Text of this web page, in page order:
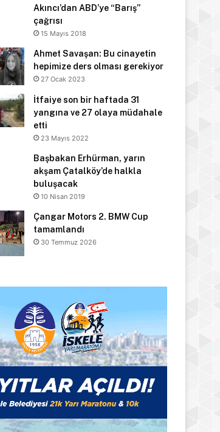
Akıncı’dan ABD’ye “Barış”
çağrısı
15 Mayıs 2018
Ahmet Savaşan: Bu cinayetin
hepimize ders olması gerekiyor
27 Ocak 2023
İtfaiye son bir haftada 31
yangına ve 27 olaya müdahale
etti
23 Mayıs 2022
Başbakan Erhürman, yarın
akşam Çatalköy’de halkla
buluşacak
10 Nisan 2019
Çangar Motors 2. BMW Cup
tamamlandı
30 Temmuz 2026